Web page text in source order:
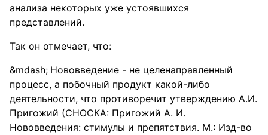
анализа некоторых уже устоявшихся
представлений.
Так он отмечает, что:
Нововведение - не целенаправленный
процесс, а побочный продукт какой-либо
деятельности, что противоречит утверждению А.И.
Пригожий (СНОСКА: Пригожий А. И.
Нововведения: стимулы и препятствия. М.: Изд-во